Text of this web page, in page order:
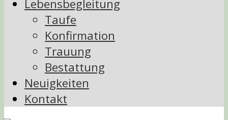
Lebensbegleitung
Taufe
Konfirmation
Trauung
Bestattung
Neuigkeiten
Kontakt